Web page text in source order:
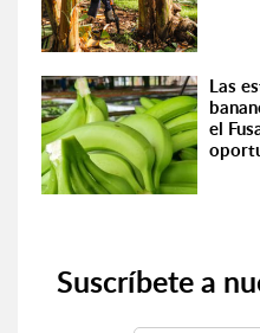
Las
el
Suscríbete a